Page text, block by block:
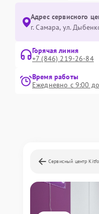
Адрес сервисного
г. Самара, ул.
Горячая линия
+7 (846) 219-26-84
Время работы
Ежедневно с 9:00
Сервисный центр